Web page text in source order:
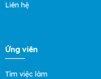
Liên hệ
Ứng viên
Tìm việc làm